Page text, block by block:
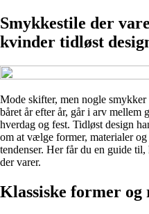
Smykkestile der
kvinder tidløst
Mode skifter, men nogle
båret år efter år, går i arv mellem
hverdag og fest. Tidløst design
om at vælge former, materialer
tendenser. Her får du en guide
der varer.
Klassiske former